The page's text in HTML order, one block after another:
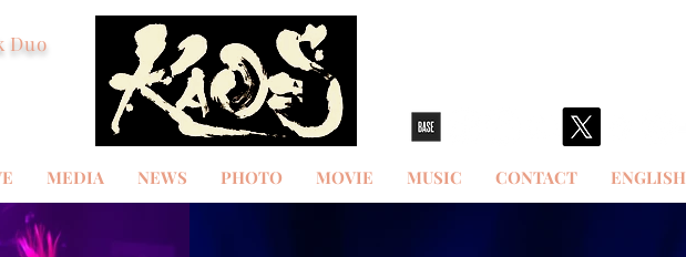
Duo
MEDIA NEWS PHOTO MOVIE MUSIC CONTACT ENGLISH